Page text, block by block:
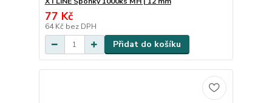
77 Kč
64 Kč bez DPH
Přidat do košíku